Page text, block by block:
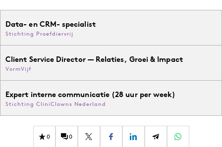
Data- en CRM- specialist
Stichting Proefdiervrij
Client Service Director — Relaties, Groei & Impact
VormVijf
Expert interne communicatie (28 uur per week)
Stichting CliniClowns Nederland
0 0